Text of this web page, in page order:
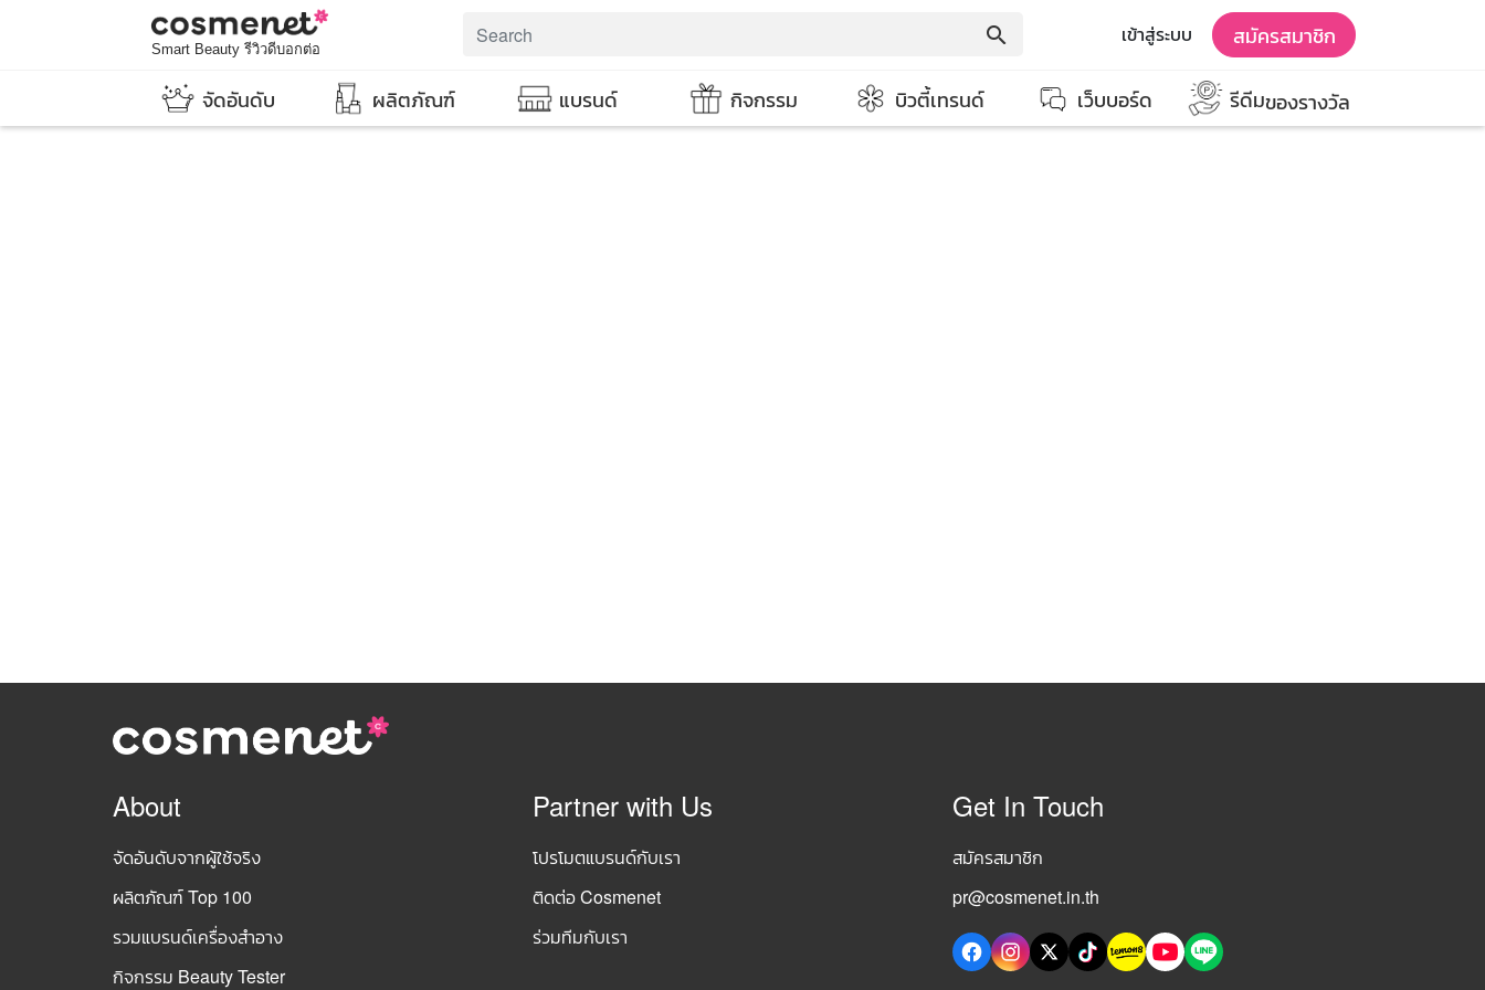
Smart Beauty รีวิวดีบอกต่อ
search เข้าสู่ระบบ สมัครสมาชิก
จัดอันดับ ผลิตภัณฑ์ แบรนด์ กิจกรรม บิวตี้เทรนด์ เว็บบอร์ด รีดีมของรางวัล
About
จัดอันดับจากผู้ใช้จริง
ผลิตภัณฑ์ Top 100
รวมแบรนด์เครื่องสำอาง
กิจกรรม Beauty Tester
Partner with Us
โปรโมตแบรนด์กับเรา
ติดต่อ Cosmenet
ร่วมทีมกับเรา
Get In Touch
สมัครสมาชิก
pr@cosmenet.in.th